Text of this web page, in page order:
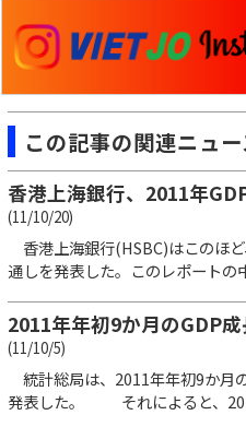
この記事の関連ニュー
香港上海銀行、2011年
(11/10/20)
香港上海銀行(HSBC)はこのほ
通しを発表した。このレポートの
2011年年初9か月のGDP
(11/10/5)
統計総局は、2011年年初9か月
発表した。 それによると、